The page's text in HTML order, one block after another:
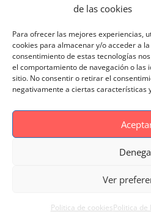
de las cookies
Para ofrecer las mejores experiencias,
cookies para almacenar y/o acceder a
consentimiento de estas tecnologías
el comportamiento de navegación o las
sitio. No consentir o retirar el
negativamente a ciertas características
Ver
Politica de cookiesPolitica de
Politica de Privacidad